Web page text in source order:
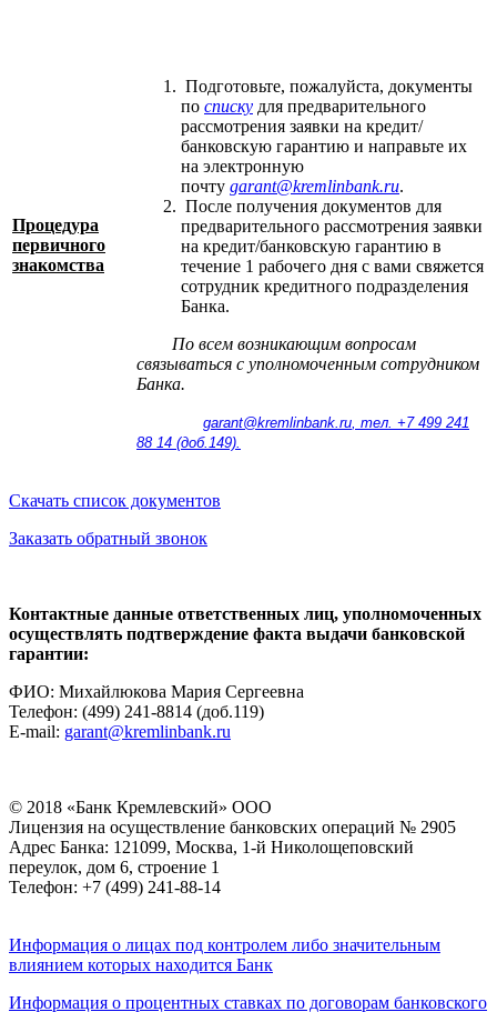
Процедура
первичного
знакомства
Подготовьте, пожалуйста, документы
по списку для предварительного
рассмотрения заявки на кредит/
банковскую гарантию и направьте их
на электронную
почту garant@kremlinbank.ru.
После получения документов для
предварительного рассмотрения заявки
на кредит/банковскую гарантию в
течение 1 рабочего дня с вами свяжется
сотрудник кредитного подразделения
Банка.
По всем возникающим вопросам
связываться с уполномоченным сотрудником
Банка.
garant@kremlinbank.ru, тел. +7 499 241
88 14 (доб.149).
Скачать список документов
Заказать обратный звонок
Контактные данные ответственных лиц, уполномоченных
осуществлять подтверждение факта выдачи банковской
гарантии:
ФИО: Михайлюкова Мария Сергеевна
Телефон: (499) 241-8814 (доб.119)
E-mail: garant@kremlinbank.ru
© 2018 «Банк Кремлевский» ООО
Лицензия на осуществление банковских операций № 2905
Адрес Банка: 121099, Москва, 1-й Николощеповский
переулок, дом 6, строение 1
Телефон: +7 (499) 241-88-14
Информация о лицах под контролем либо значительным
влиянием которых находится Банк
Информация о процентных ставках по договорам банковского